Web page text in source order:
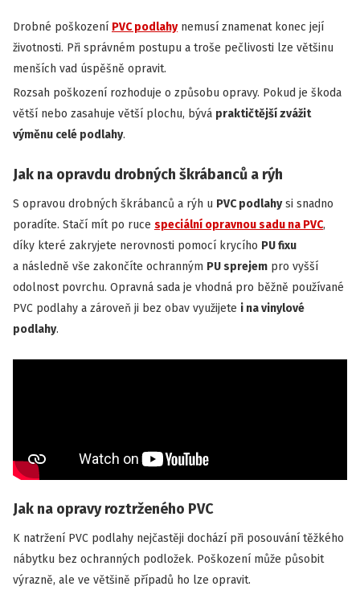
Drobné poškození PVC podlahynemusí znamenat konec její
životnosti. Při správném postupu a troše pečlivosti lze většinu
menších vad úspěšně opravit.
Rozsah poškození rozhoduje o způsobu opravy. Pokud je škoda
větší nebo zasahuje větší plochu, bývá praktičtější zvážit
výměnu celé podlahy.
Jak na opravdu drobných škrábanců a rýh
S opravou drobných škrábanců a rýh u PVC podlahysi snadno
poradíte. Stačí mít po ruce speciální opravnou sadu na PVC,
díky které zakryjete nerovnosti pomocí krycího PU fixu
a následně vše zakončíte ochranným PU sprejem pro vyšší
odolnost povrchu. Opravná sada je vhodná pro běžně používané
PVC podlahy a zároveň ji bez obav využijete i na vinylové
podlahy.
Jak na opravy roztrženého PVC
K natržení PVC podlahy nejčastěji dochází při posouvání těžkého
nábytku bez ochranných podložek. Poškození může působit
výrazně, ale ve většině případů ho lze opravit.